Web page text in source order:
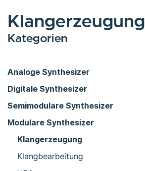
Klangerzeugung
Kategorien
Analoge Synthesizer
Digitale Synthesizer
Semimodulare Synthesizer
Modulare Synthesizer
Klangerzeugung
Klangbearbeitung